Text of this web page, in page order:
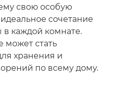
свою особую
сочетание
в каждой комнате.
может стать
хранения и
по всему дому.